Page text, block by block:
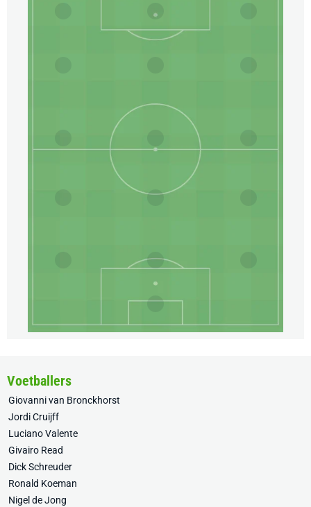
Voetballers
Giovanni van Bronckhorst
Jordi Cruijff
Luciano Valente
Givairo Read
Dick Schreuder
Ronald Koeman
Nigel de Jong